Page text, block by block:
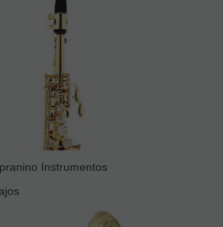
Instrumentos